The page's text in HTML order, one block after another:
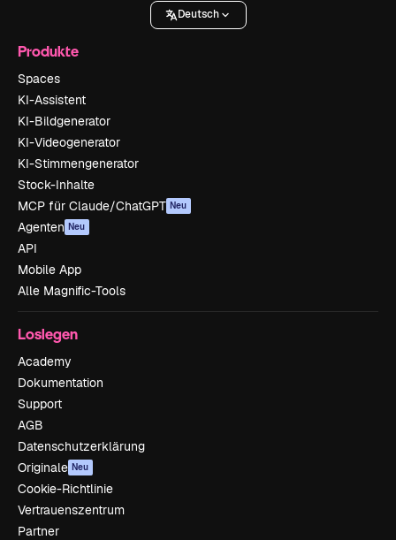
Deutsch
Produkte
Spaces
KI-Assistent
KI-Bildgenerator
KI-Videogenerator
KI-Stimmengenerator
Stock-Inhalte
MCP für Claude/ChatGPT Neu
Agenten Neu
API
Mobile App
Alle Magnific-Tools
Loslegen
Academy
Dokumentation
Support
AGB
Datenschutzerklärung
Originale Neu
Cookie-Richtlinie
Vertrauenszentrum
Partner